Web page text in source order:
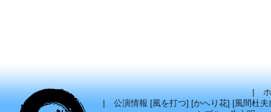
|
| 公演情報 [風を打つ] [かへり花] [風間杜夫